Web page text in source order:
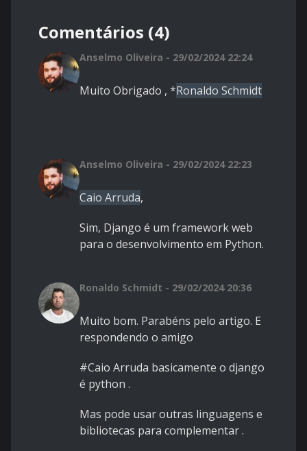
Comentários (4)
Anselmo Oliveira - 29/02/2024 22:24
Muito Obrigado , *Ronaldo Schmidt
Anselmo Oliveira - 29/02/2024 22:23
Caio Arruda,
Sim, Django é um framework web
para o desenvolvimento em Python.
Ronaldo Schmidt - 29/02/2024 20:36
Muito bom. Parabéns pelo artigo. E
respondendo o amigo
#Caio Arruda basicamente o django
é python .
Mas pode usar outras linguagens e
bibliotecas para complementar .